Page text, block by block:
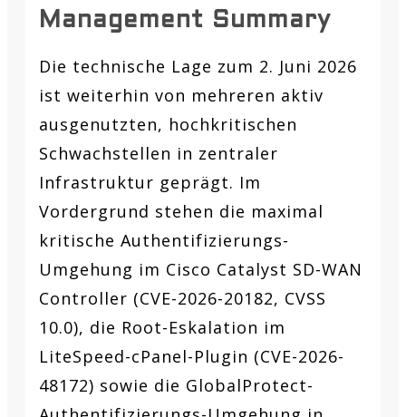
Management Summary
Die technische Lage zum 2. Juni 2026
ist weiterhin von mehreren aktiv
ausgenutzten, hochkritischen
Schwachstellen in zentraler
Infrastruktur geprägt. Im
Vordergrund stehen die maximal
kritische Authentifizierungs-
Umgehung im Cisco Catalyst SD-WAN
Controller (CVE-2026-20182, CVSS
10.0), die Root-Eskalation im
LiteSpeed-cPanel-Plugin (CVE-2026-
48172) sowie die GlobalProtect-